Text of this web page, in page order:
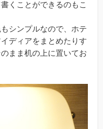
くことができるのもこ
シンプルなので、ホテ
ディアをまとめたりす
まま机の上に置いてお